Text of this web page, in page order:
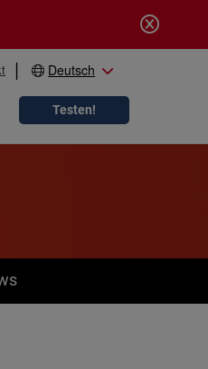
Deutsch
Close search
Testen!